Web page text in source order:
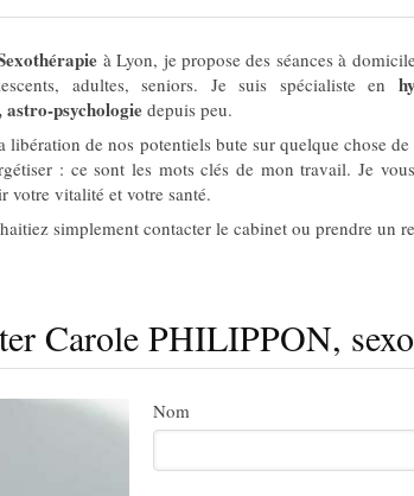
à Lyon, je propose des séances à
adultes, seniors. Je suis spécialiste en
astro-psychologiedepuis peu.
libération de nos potentiels bute sur quelque chose
: ce sont les mots clés de mon travail. Je
votre vitalité et votre santé.
simplement contacter le cabinet ou prendre un
Carole PHILIPPON,
Nom